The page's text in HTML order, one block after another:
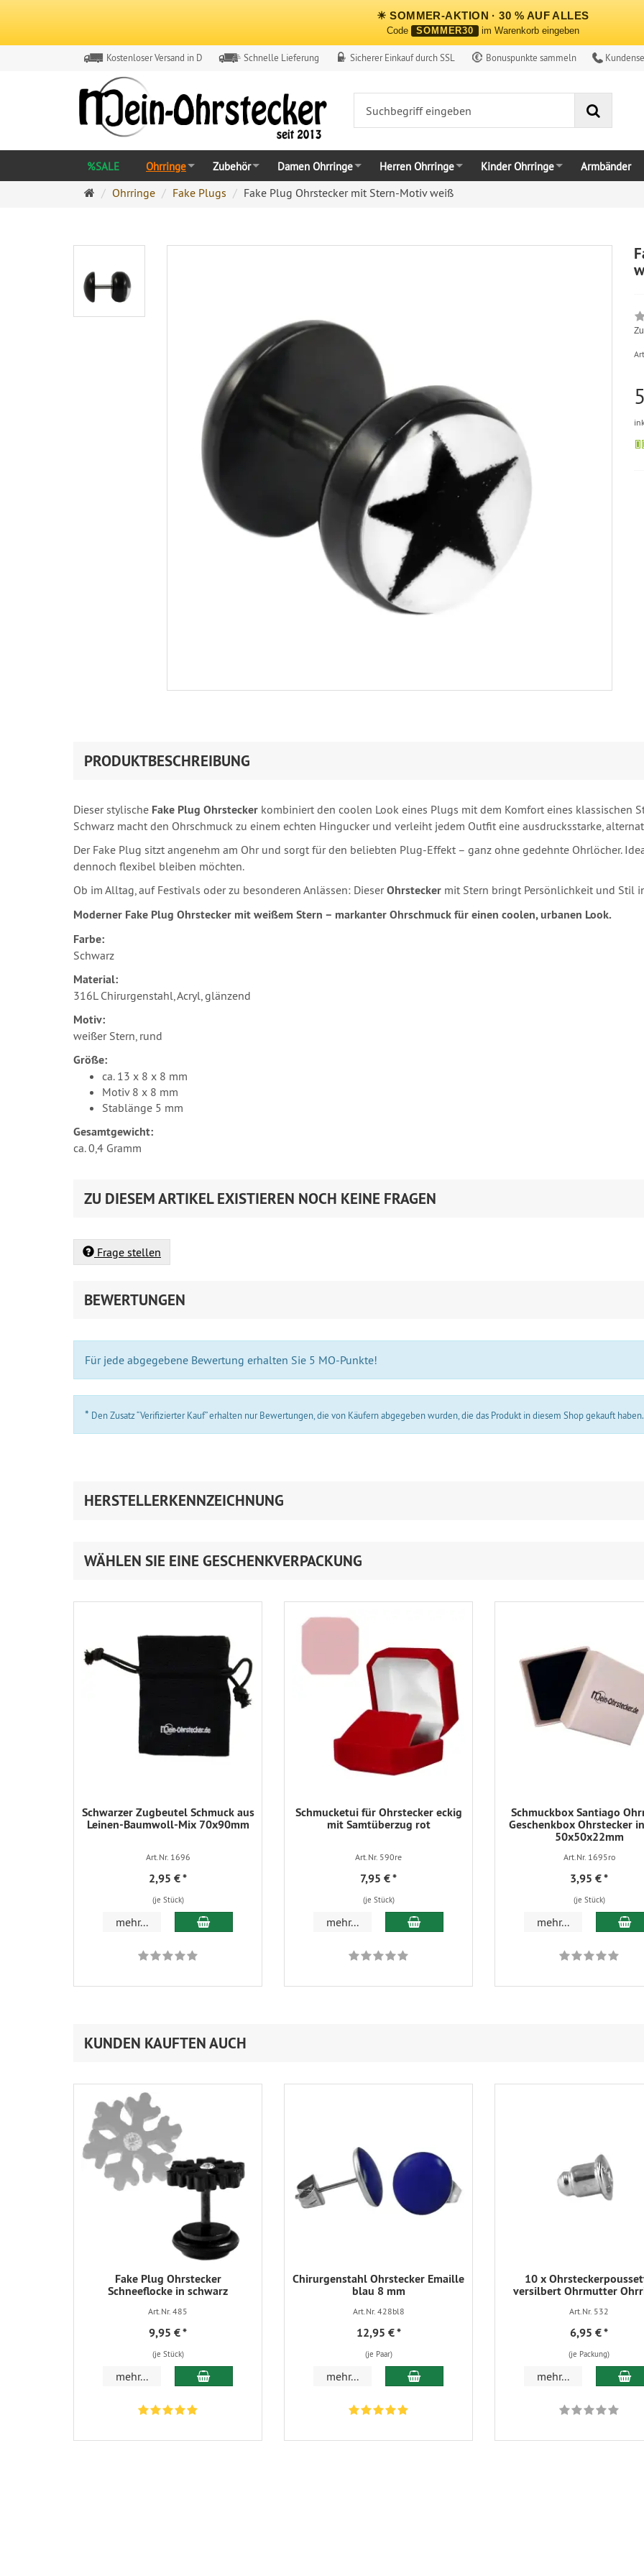
☀ SOMMER-AKTION · 30 % AUF ALLES
Code SOMMER30 im Warenkorb eingeben
Kostenloser Versand in D Schnelle Lieferung Sicherer Einkauf durch SSL Bonuspunkte sammeln
%SALE Ohrringe Zubehör Damen Ohrringe Herren Ohrringe Kinder Ohrringe Armbänder
Ohrringe
Ohrringe Fake Plugs Fake Plug Ohrstecker mit Stern-Motiv weiß
PRODUKTBESCHREIBUNG
Dieser stylische Fake Plug Ohrstecker kombiniert den coolen Look eines Plugs mit dem Komfort eines klassischen
Schwarz macht den Ohrschmuck zu einem echten Hingucker und verleiht jedem Outfit eine ausdrucksstarke,
Der Fake Plug sitzt angenehm am Ohr und sorgt für den beliebten Plug-Effekt – ganz ohne gedehnte Ohrlöcher.
dennoch flexibel bleiben möchten.
Ob im Alltag, auf Festivals oder zu besonderen Anlässen: DieserOhrstecker mit Stern bringt Persönlichkeit und Stil
Moderner Fake Plug Ohrstecker mit weißem Stern – markanter Ohrschmuck für einen coolen, urbanen Look.
Farbe:
Schwarz
Material:
316L Chirurgenstahl, Acryl, glänzend
Motiv:
weißer Stern, rund
Größe:
ca. 13 x 8 x 8 mm
Motiv 8 x 8 mm
Stablänge 5 mm
Gesamtgewicht:
ca. 0,4 Gramm
ZU DIESEM ARTIKEL EXISTIEREN NOCH KEINE FRAGEN
Frage stellen
BEWERTUNGEN
Für jede abgegebene Bewertung erhalten Sie 5 MO-Punkte!
* Den Zusatz “Verifizierter Kauf” erhalten nur Bewertungen, die von Käufern abgegeben wurden, die das Produkt in diesem Shop gekauft haben.
HERSTELLERKENNZEICHNUNG
WÄHLEN SIE EINE GESCHENKVERPACKUNG
Schwarzer Zugbeutel Schmuck aus
Leinen-Baumwoll-Mix 70x90mm
Art.Nr. 1696
2,95 €*
(je Stück)
mehr... In den Warenkorb
Schmucketui für Ohrstecker eckig
mit Samtüberzug rot
Art.Nr. 590re
7,95 €*
(je Stück)
mehr... In den Warenkorb
Schmuckbox Santiago
Geschenkbox Ohrstecker
50x50x22mm
Art.Nr. 1695ro
3,95 €*
(je Stück)
mehr... In
KUNDEN KAUFTEN AUCH
Fake Plug Ohrstecker
Schneeflocke in schwarz
Art.Nr. 485
9,95 €*
(je Stück)
mehr... In den Warenkorb
Chirurgenstahl Ohrstecker Emaille
blau 8 mm
Art.Nr. 428bl8
12,95 €*
(je Paar)
mehr... In den Warenkorb
10 x
versilbert Ohrmutter
Art.Nr. 532
6,95 €*
(je Packung)
mehr... In